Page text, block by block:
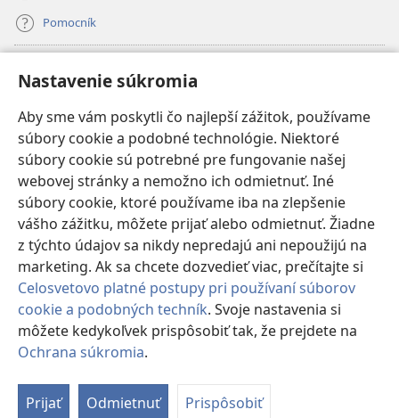
Nastavenie súkromia
Aby sme vám poskytli čo najlepší zážitok, používame
súbory cookie a podobné technológie. Niektoré
súbory cookie sú potrebné pre fungovanie našej
webovej stránky a nemožno ich odmietnuť. Iné
súbory cookie, ktoré používame iba na zlepšenie
vášho zážitku, môžete prijať alebo odmietnuť. Žiadne
z týchto údajov sa nikdy nepredajú ani nepoužijú na
marketing. Ak sa chcete dozvedieť viac, prečítajte si
Celosvetovo platné postupy pri používaní súborov
cookie a podobných techník. Svoje nastavenia si
môžete kedykoľvek prispôsobiť tak, že prejdete na
Ochrana súkromia.
Prijať Odmietnuť Prispôsobiť
Pomocník
(otvorí
nové
okno)
INTERNETOVÁ KNIŽNICA Strážnej veže
(otvorí
nové
okno)JW Hub ®
(otvorí
nové
okno)JW Library
Watchtower Library
Copyright© 2026 Watch Tower Bible and Tract Society of Pennsylvania.
PODMIENKY POUŽÍVANIA